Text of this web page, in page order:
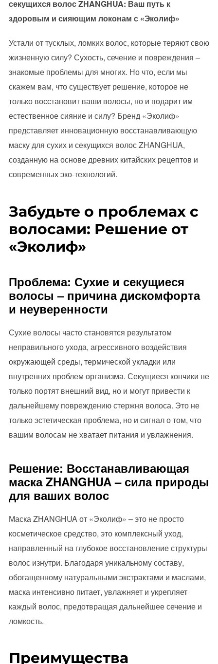
секущихся волос ZHANGHUA: Ваш путь к
здоровым и сияющим локонам с «Эколиф»
Устали от тусклых, ломких волос, которые теряют свою
жизненную силу? Сухость, сечение и повреждения –
знакомые проблемы для многих. Но что, если мы
скажем вам, что существует решение, которое не
только восстановит ваши волосы, но и подарит им
естественное сияние и силу? Бренд «Эколиф»
представляет инновационную восстанавливающую
маску для сухих и секущихся волос ZHANGHUA,
созданную на основе древних китайских рецептов и
современных эко-технологий.
Забудьте о проблемах с
волосами: Решение от
«Эколиф»
Проблема: Сухие и секущиеся
волосы – причина дискомфорта
и неуверенности
Сухие волосы часто становятся результатом
неправильного ухода, агрессивного воздействия
окружающей среды, термической укладки или
внутренних проблем организма. Секущиеся кончики не
только портят внешний вид, но и могут привести к
дальнейшему повреждению стержня волоса. Это не
только эстетическая проблема, но и сигнал о том, что
вашим волосам не хватает питания и увлажнения.
Решение: Восстанавливающая
маска ZHANGHUA – сила природы
для ваших волос
Маска ZHANGHUA от «Эколиф» – это не просто
косметическое средство, это комплексный уход,
направленный на глубокое восстановление структуры
волос изнутри. Благодаря уникальному составу,
обогащенному натуральными экстрактами и маслами,
маска интенсивно питает, увлажняет и укрепляет
каждый волос, предотвращая дальнейшее сечение и
ломкость.
Преимущества